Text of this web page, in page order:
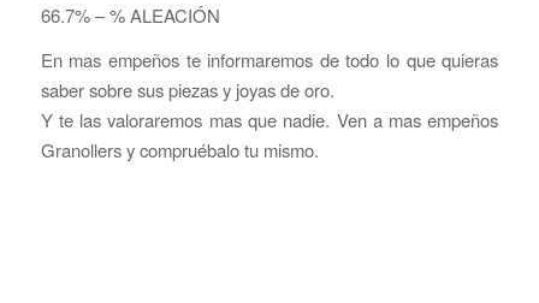
66.7% – % ALEACIÓN
En mas empeños te informaremos de todo lo que quieras
saber sobre sus piezas y joyas de oro.
Y te las valoraremos mas que nadie. Ven a mas empeños
Granollers y compruébalo tu mismo.